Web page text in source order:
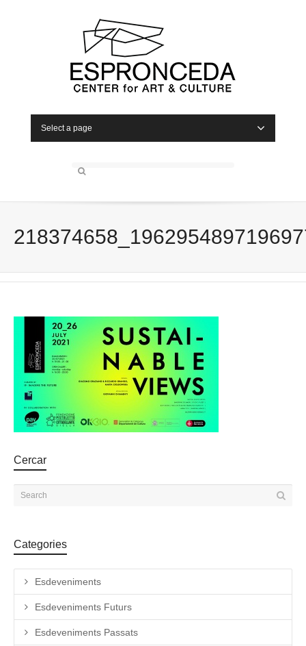
Select a page
Cercar
Categories
Esdeveniments
Esdeveniments Futurs
Esdeveniments Passats